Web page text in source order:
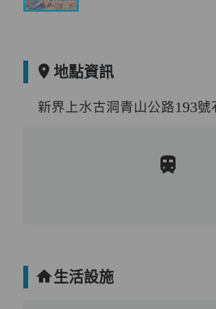
地點資訊
新界上水古洞青山公路193
生活設施